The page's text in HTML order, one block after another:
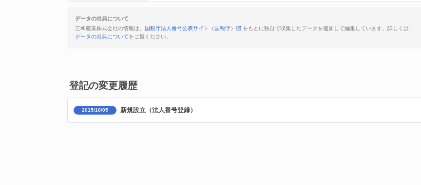
データの出典について
三和産業株式会社の情報は、
国税庁法人番号公表サイト（国税庁）
をもとに独自で収集したデータを追加して編集しています。詳しくは、
データの出典についてをご覧ください。
登記の変更履歴
2015/10/05 新規設立（法人番号登録）